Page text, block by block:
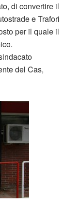
di convertire il
e Trafori
per il quale il
del Cas,